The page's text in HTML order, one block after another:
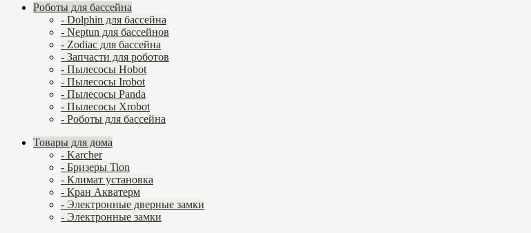
Роботы для бассейна
- Dolphin для бассейна
- Neptun для бассейнов
- Zodiaс для бассейна
- Запчасти для роботов
- Пылесосы Hobot
- Пылесосы Irobot
- Пылесосы Panda
- Пылесосы Xrobot
- Роботы для бассейна
Товары для дома
- Karcher
- Бризеры Tion
- Климат установка
- Кран Акватерм
- Электронные дверные замки
- Электронные замки